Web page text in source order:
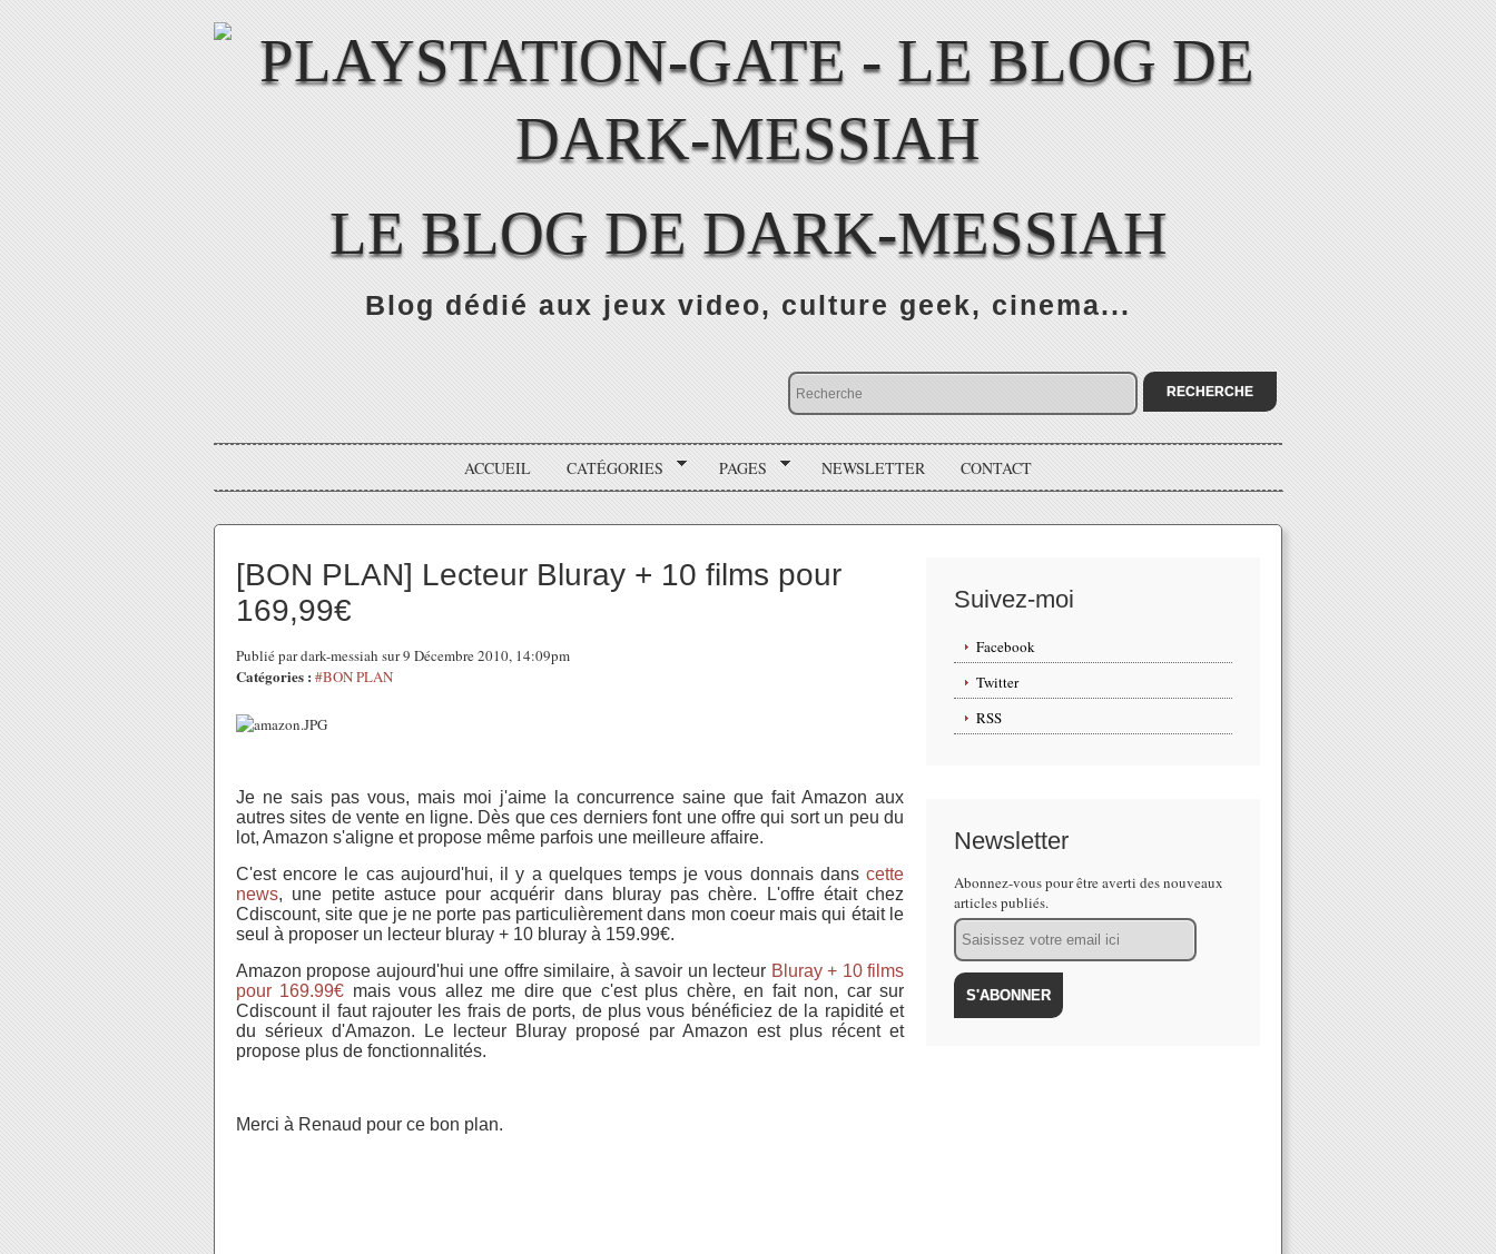
LE BLOG DE DARK-MESSIAH
Blog dédié aux jeux video, culture geek, cinema...
ACCUEIL CATÉGORIES PAGES NEWSLETTER CONTACT
[BON PLAN] Lecteur Bluray + 10 films pour
169,99€
Publié par dark-messiah sur 9 Décembre 2010, 14:09pm
Catégories : #BON PLAN
Je ne sais pas vous, mais moi j'aime la concurrence saine que fait Amazon aux
autres sites de vente en ligne. Dès que ces derniers font une offre qui sort un peu du
lot, Amazon s'aligne et propose même parfois une meilleure affaire.
C'est encore le cas aujourd'hui, il y a quelques temps je vous donnais dans cette
news, une petite astuce pour acquérir dans bluray pas chère. L'offre était chez
Cdiscount, site que je ne porte pas particulièrement dans mon coeur mais qui était le
seul à proposer un lecteur bluray + 10 bluray à 159.99€.
Amazon propose aujourd'hui une offre similaire, à savoir un lecteur Bluray + 10 films
pour 169.99€ mais vous allez me dire que c'est plus chère, en fait non, car sur
Cdiscount il faut rajouter les frais de ports, de plus vous bénéficiez de la rapidité et
du sérieux d'Amazon. Le lecteur Bluray proposé par Amazon est plus récent et
propose plus de fonctionnalités.
Merci à Renaud pour ce bon plan.
Suivez-moi
Facebook
Twitter
RSS
Newsletter
Abonnez-vous pour être averti des nouveaux
articles publiés.
Email